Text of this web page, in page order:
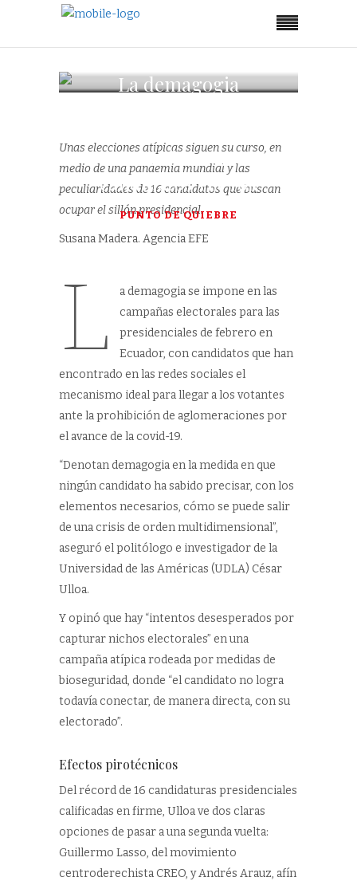
La demagogia
Ecuador con
candidatos Tik Tok
PUNTO DE QUIEBRE
Unas elecciones atípicas siguen su curso, en
medio de una pandemia mundial y las
peculiaridades de 16 candidatos que buscan
ocupar el sillón presidencial.
Susana Madera. Agencia EFE
L
a demagogia se impone en las
campañas electorales para las
presidenciales de febrero en
Ecuador, con candidatos que han
encontrado en las redes sociales el
mecanismo ideal para llegar a los votantes
ante la prohibición de aglomeraciones por
el avance de la covid-19.
“Denotan demagogia en la medida en que
ningún candidato ha sabido precisar, con los
elementos necesarios, cómo se puede salir
de una crisis de orden multidimensional”,
aseguró el politólogo e investigador de la
Universidad de las Américas (UDLA) César
Ulloa.
Y opinó que hay “intentos desesperados por
capturar nichos electorales” en una
campaña atípica rodeada por medidas de
bioseguridad, donde “el candidato no logra
todavía conectar, de manera directa, con su
electorado”.
Efectos pirotécnicos
Del récord de 16 candidaturas presidenciales
calificadas en firme, Ulloa ve dos claras
opciones de pasar a una segunda vuelta:
Guillermo Lasso, del movimiento
centroderechista CREO, y Andrés Arauz, afín